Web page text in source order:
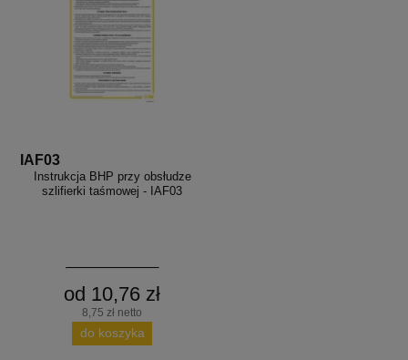
IAF03
Instrukcja BHP przy obsłudze
szlifierki taśmowej - IAF03
od 10,76 zł
8,75 zł netto
do koszyka